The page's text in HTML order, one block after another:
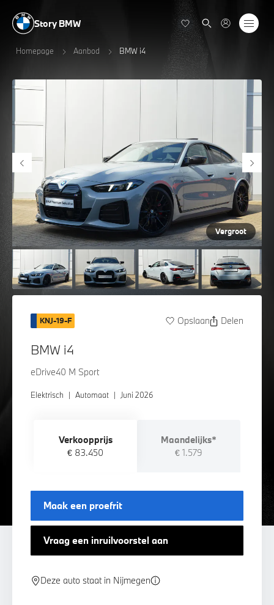
Story BMW
Homepage Aanbod BMW i4
Vergroot
KNJ-19-F Opslaan Delen
BMW i4
eDrive40 M Sport
Elektrisch | Automaat | Juni 2026
Verkoopprijs
€ 83.450
Maandelijks*
€ 1.579
Maak een proefrit
Vraag een inruilvoorstel aan
Deze auto staat in Nijmegen